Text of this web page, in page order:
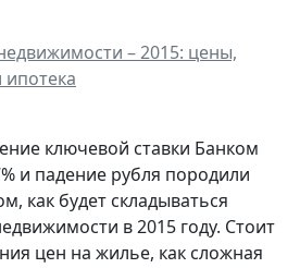
– 2015: цены,
ипотека
ключевой ставки Банком
и падение рубля породили
как будет складываться
в 2015 году. Стоит
цен на жилье, как сложная